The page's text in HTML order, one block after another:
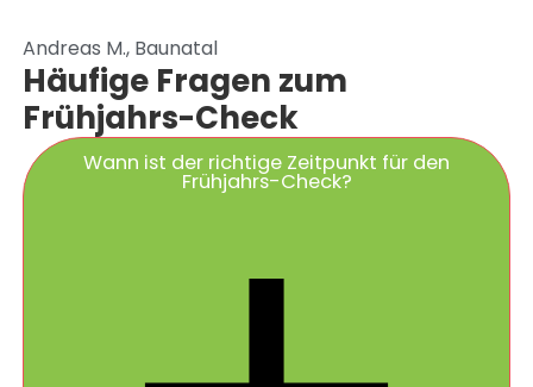
Andreas M., Baunatal
Häufige Fragen zum
Frühjahrs-Check
Wann ist der richtige Zeitpunkt für den
Frühjahrs-Check?